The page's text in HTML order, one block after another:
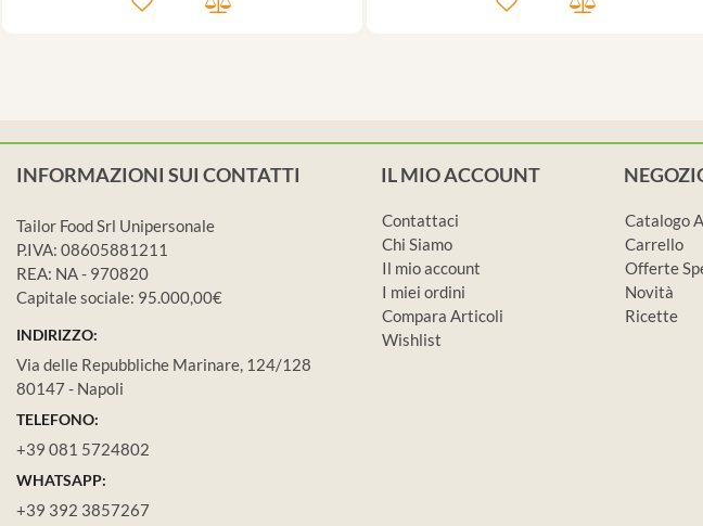
INFORMAZIONI SUI CONTATTI
Tailor Food Srl Unipersonale
P.IVA: 08605881211
REA: NA - 970820
Capitale sociale: 95.000,00€
INDIRIZZO:
Via delle Repubbliche Marinare, 124/128
80147 - Napoli
TELEFONO:
+39 081 5724802
WHATSAPP:
+39 392 3857267
IL MIO ACCOUNT
Contattaci
Chi Siamo
Il mio account
I miei ordini
Compara Articoli
Wishlist
Catalogo
Carrello
Offerte
Novità
Ricette